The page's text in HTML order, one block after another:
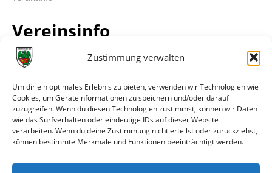
Zustimmung verwalten
Um dir ein optimales Erlebnis zu bieten, verwenden wir Technologien wie
Cookies, um Geräteinformationen zu speichern und/oder darauf
zuzugreifen. Wenn du diesen Technologien zustimmst, können wir Daten
wie das Surfverhalten oder eindeutige IDs auf dieser Website
verarbeiten. Wenn du deine Zustimmung nicht erteilst oder zurückziehst,
können bestimmte Merkmale und Funktionen beeinträchtigt werden.
Vereinsinfo
SG 1946 Unter-Abtsteinach
Homepage
https://www.sg-unter-abtsteinach.de/
Ort
Unter-Abtsteinach
Weitere Informationen